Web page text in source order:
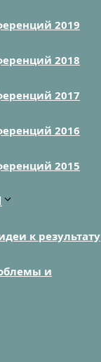
2019
2018
2017
2016
2015
к результату
и